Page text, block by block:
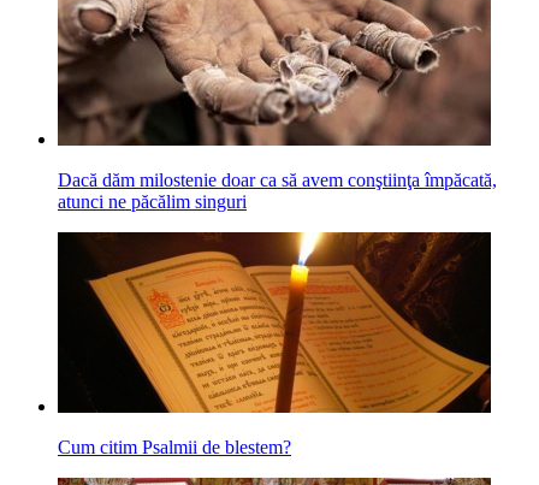
Dacă dăm milostenie doar ca să avem conştiinţa împăcată,
atunci ne păcălim singuri
Cum citim Psalmii de blestem?